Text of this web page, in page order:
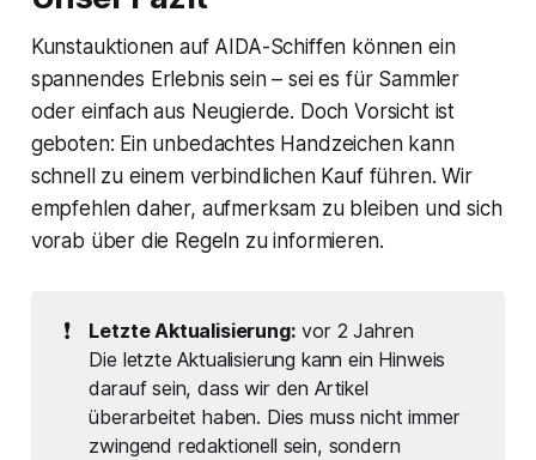
Kunstauktionen auf AIDA-Schiffen können ein
spannendes Erlebnis sein – sei es für Sammler
oder einfach aus Neugierde. Doch Vorsicht ist
geboten: Ein unbedachtes Handzeichen kann
schnell zu einem verbindlichen Kauf führen. Wir
empfehlen daher, aufmerksam zu bleiben und sich
vorab über die Regeln zu informieren.
❗ Letzte Aktualisierung: vor 2 Jahren
Die letzte Aktualisierung kann ein Hinweis
darauf sein, dass wir den Artikel
überarbeitet haben. Dies muss nicht immer
zwingend redaktionell sein, sondern